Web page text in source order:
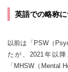
英語での略称
以前は「PSW（
たが、2021年以
「MHSW（Mental